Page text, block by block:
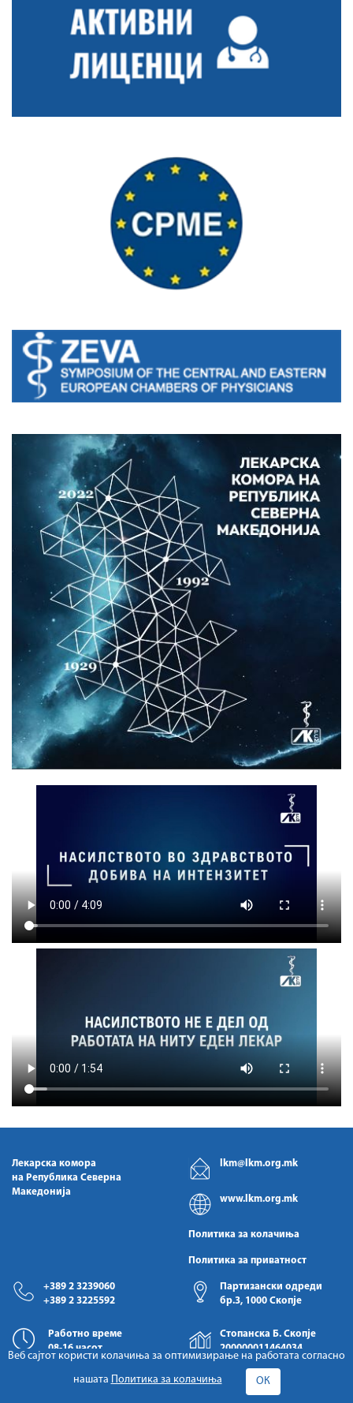
Лекарска комора
на Република Северна
Македонија
lkm@lkm.org.mk
www.lkm.org.mk
Политика за колачиња
Политика за приватност
+389 2 3239060
+389 2 3225592
Партизански одреди
бр.3, 1000 Скопје
Работно време
08-16 часот
Стопанска Б. Скопје
200000011464034
Веб сајтот користи колачиња за оптимизирање на работата согласно
нашата
Политика за колачиња ОК